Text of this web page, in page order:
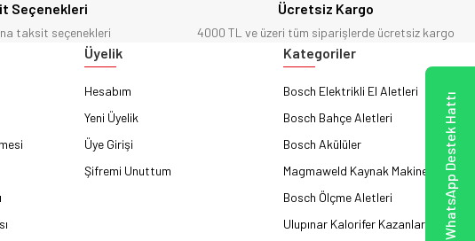
Seçenekleri
taksit seçenekleri
Ücretsiz Kargo
4000 TL ve üzeri tüm siparişlerde ücretsiz kargo
Üyelik
Hesabım
Yeni Üyelik
Üye Girişi
Şifremi Unuttum
Kategoriler
Bosch Elektrikli El Aletleri
Bosch Bahçe Aletleri
Bosch Akülüler
Magmaweld Kaynak Makineleri
Bosch Ölçme Aletleri
Ulupınar Kalorifer Kazanları
WhatsApp Destek Hattı